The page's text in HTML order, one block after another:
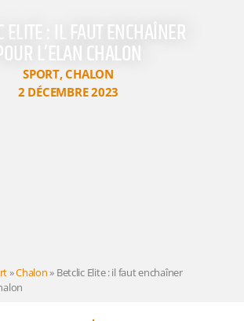
ELITE : IL FAUT ENCHAÎNER
L’ELAN CHALON
SPORT,CHALON
2 DÉCEMBRE 2023
»Chalon» Betclic Elite : il faut enchaîner